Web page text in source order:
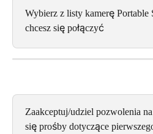
Wybierz z listy kamerę Portable
chcesz się połączyć
Zaakceptuj/udziel pozwolenia
się prośby dotyczące